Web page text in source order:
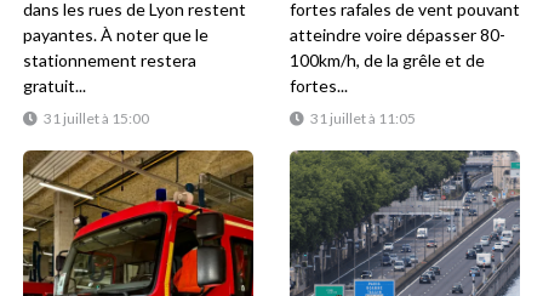
31 juillet à 15:00
dans les rues de Lyon restent
payantes. À noter que le
stationnement restera
gratuit...
31 juillet à 11:05
fortes rafales de vent pouvant
atteindre voire dépasser 80-
100km/h, de la grêle et de
fortes...